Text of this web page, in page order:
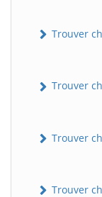
Trouver
Trouver
Trouver
Trouver